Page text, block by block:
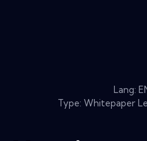
Lang:
Type: Whitepaper